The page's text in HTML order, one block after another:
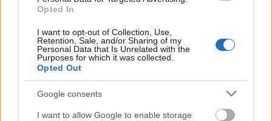
Opted In
I want to opt-out of Collection, Use,
Retention, Sale, and/or Sharing of my
Personal Data that Is Unrelated with the
Purposes for which it was collected.
Opted Out
Google consents
I want to allow Google to enable storage
„NEM TÖBB EZER EMBERRE UTAZUNK, HANEM
EGY VÁLOGATOTT TÁRSASÁGRA”